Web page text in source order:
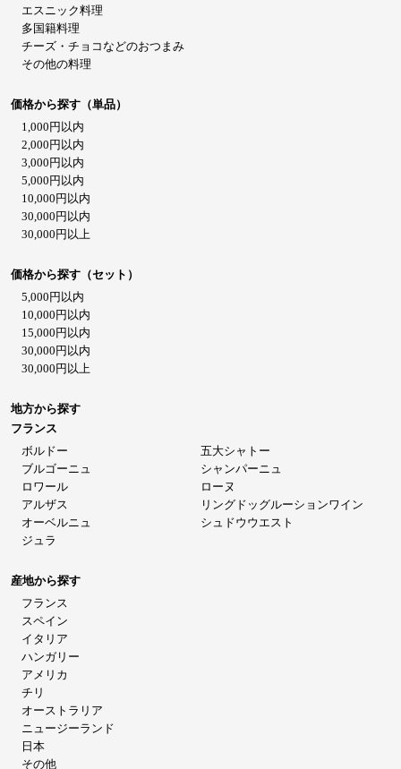
エスニック料理
多国籍料理
チーズ・チョコなどのおつまみ
その他の料理
価格から探す（単品）
1,000円以内
2,000円以内
3,000円以内
5,000円以内
10,000円以内
30,000円以内
30,000円以上
価格から探す（セット）
5,000円以内
10,000円以内
15,000円以内
30,000円以内
30,000円以上
地方から探す
フランス
ボルドー
五大シャトー
ブルゴーニュ
シャンパーニュ
ロワール
ローヌ
アルザス
リングドッグルーションワイン
オーベルニュ
シュドウウエスト
ジュラ
産地から探す
フランス
スペイン
イタリア
ハンガリー
アメリカ
チリ
オーストラリア
ニュージーランド
日本
その他